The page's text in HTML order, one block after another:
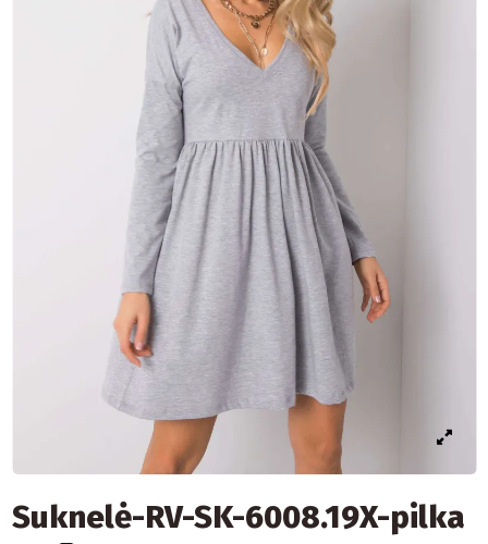
Suknelė-RV-SK-6008.19X-pilka